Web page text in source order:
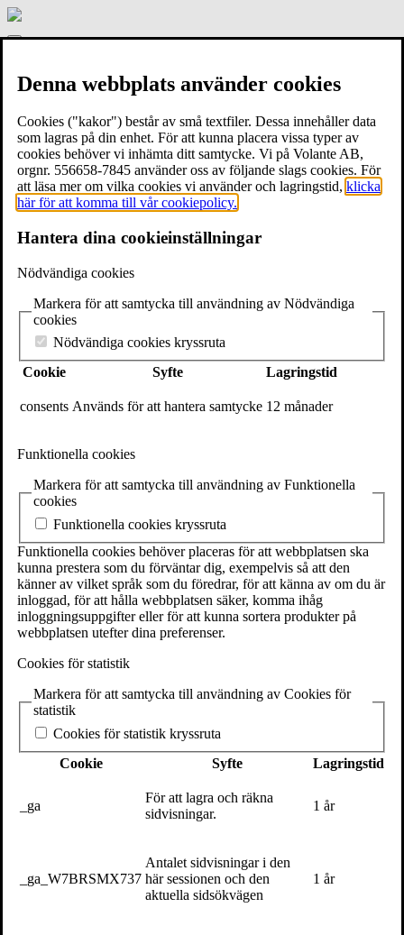
Gamla
Meny
Om bokhandeln
Händer här
Hyra Gamla stans bokhandel
Kontakt
Boksignering med Lotta Fristorp
Onsdagen 8 december kl.18.00
bokBenny drevet, döden
”Det är en sen lördagseftermiddag i mars. Under en promenad får
jag ett telefonsamtal; Har du hört om Benny? Att han är död?
Hur är det möjligt? Så sent som igår pratade jag med honom. Men
det är sant. Benny Fredriksson har tagit sitt liv i ett hotellrum i
Det har bara gått drygt tre månader sedan ­Aftonbladet på kvällen
uppgiftslämnare. Före klockan 14.00 nästa dag vill Aftonbladet ha
­Aftonbladet.
Lotta Fristorp var presschef och medierådgivare på Kulturhuset
Stadsteatern 2004 – 2018 och en av Benny Fredrikssons närmaste
medarbetare. Som chef var Benny kontroversiell och hans ledarstil
var ständigt ifrågasatt – helt normalt för någon i en position där
snabba beslut måste fattas som påverkar många medarbetare och
verksamheter. Men när Aftonbladet publicerade ett antal anonyma
vittnesmål, bland annat att han skulle ha tvingat en skådespelare till
abort, blev pressen för hård.
Lotta Fristorp berättar i ”Benny drevet, döden” om ett av de mest
uppmärksammade fallen under #metoo i Sverige. Från sin position
på insidan, mitt i stormens öga, bevittnade hon hur ett mediedrev
skoningslöst bröt ner en vän och ­kollega, som snabbt tappade
fotfästet och hoppet om upprättelse.
Denna webbplats använder cookies
Cookies ("kakor") består av små textfiler. Dessa innehåller data
som lagras på din enhet. För att kunna placera vissa typer av
cookies behöver vi inhämta ditt samtycke. Vi på Volante AB,
orgnr. 556658-7845 använder oss av följande slags cookies. För
att läsa mer om vilka cookies vi använder och lagringstid, klicka
här för att komma till vår cookiepolicy.
Hantera dina cookieinställningar
Nödvändiga cookies
Markera för att samtycka till användning av Nödvändiga
cookies
Nödvändiga cookies kryssruta
Cookie
Syfte Lagringstid
consents Används för att hantera samtycke 12 månader
Funktionella cookies
Markera för att samtycka till användning av Funktionella
cookies
Funktionella cookies kryssruta
Funktionella cookies behöver placeras för att webbplatsen ska
kunna prestera som du förväntar dig, exempelvis så att den
känner av vilket språk som du föredrar, för att känna av om du är
inloggad, för att hålla webbplatsen säker, komma ihåg
inloggningsuppgifter eller för att kunna sortera produkter på
webbplatsen utefter dina preferenser.
Cookies för statistik
Markera för att samtycka till användning av Cookies för
statistik
Cookies för statistik kryssruta
Cookie
Syfte Lagringstid
_ga
För att lagra och räkna
sidvisningar.
1 år
_ga_W7BRSMX737
Antalet sidvisningar i den
här sessionen och den
aktuella sidsökvägen
1 år